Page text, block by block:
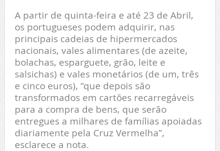
A partir de quinta-feira e até 23 de Abril,
os portugueses podem adquirir, nas
principais cadeias de hipermercados
nacionais, vales alimentares (de azeite,
bolachas, esparguete, grão, leite e
salsichas) e vales monetários (de um, três
e cinco euros), “que depois são
transformados em cartões recarregáveis
para a compra de bens, que serão
entregues a milhares de famílias apoiadas
diariamente pela Cruz Vermelha”,
esclarece a nota.